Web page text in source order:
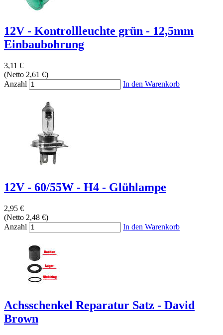
12V - Kontrollleuchte grün - 12,5mm
Einbaubohrung
3,11 €
(Netto 2,61 €)
Anzahl
In den Warenkorb
12V - 60/55W - H4 - Glühlampe
2,95 €
(Netto 2,48 €)
Anzahl
In den Warenkorb
Achsschenkel Reparatur Satz - David
Brown